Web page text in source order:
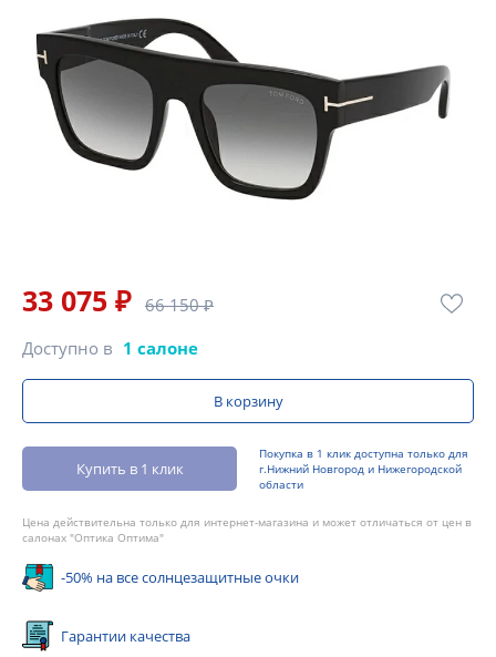
33 075 ₽ 66 150 ₽
Доступно в 1 салоне
В корзину
Купить в 1 клик
Покупка в 1 клик доступна только для
г.Нижний Новгород и Нижегородской
области
Цена действительна только для интернет-магазина и может отличаться от цен в
салонах "Оптика Оптима"
-50% на все солнцезащитные очки
Гарантии качества